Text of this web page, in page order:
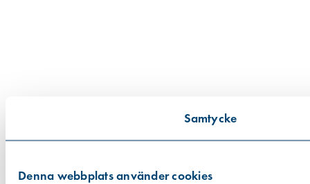
Samtycke
Denna webbplats använder cookies